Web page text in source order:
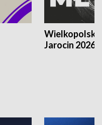
Jarocin 2026